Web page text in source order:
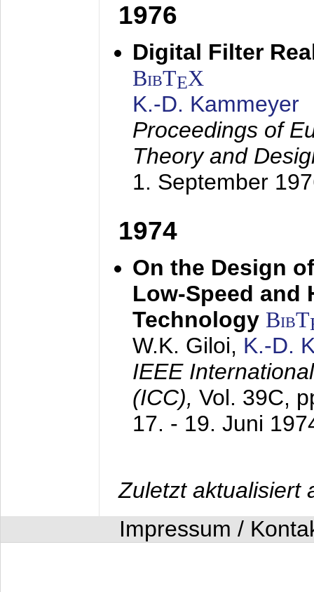
1976
Digital Filter
BibTEX
K.-D. Kammeyer
Proceedings of
Theory and
1. September
1974
On the Design
Low-Speed and
Technology BibT
W.K. Giloi, K.-D.
IEEE
(ICC), Vol. 39C,
17. - 19. Juni
Zuletzt aktualisiert
Impressum /